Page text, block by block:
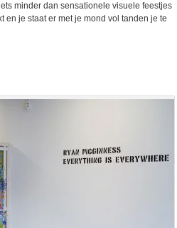
minder dan sensationele visuele feestjes
en je staat er met je mond vol tanden je te